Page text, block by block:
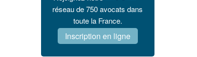
réseau de 750 avocats dans
toute la France.
Inscription en ligne